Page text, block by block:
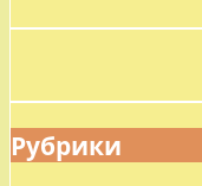
Рубрики